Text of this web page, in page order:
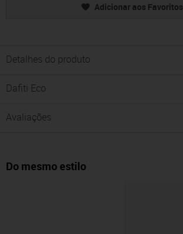
Adicionar aos Favoritos
Detalhes do produto
Dafiti Eco
Avaliações
Do mesmo estilo